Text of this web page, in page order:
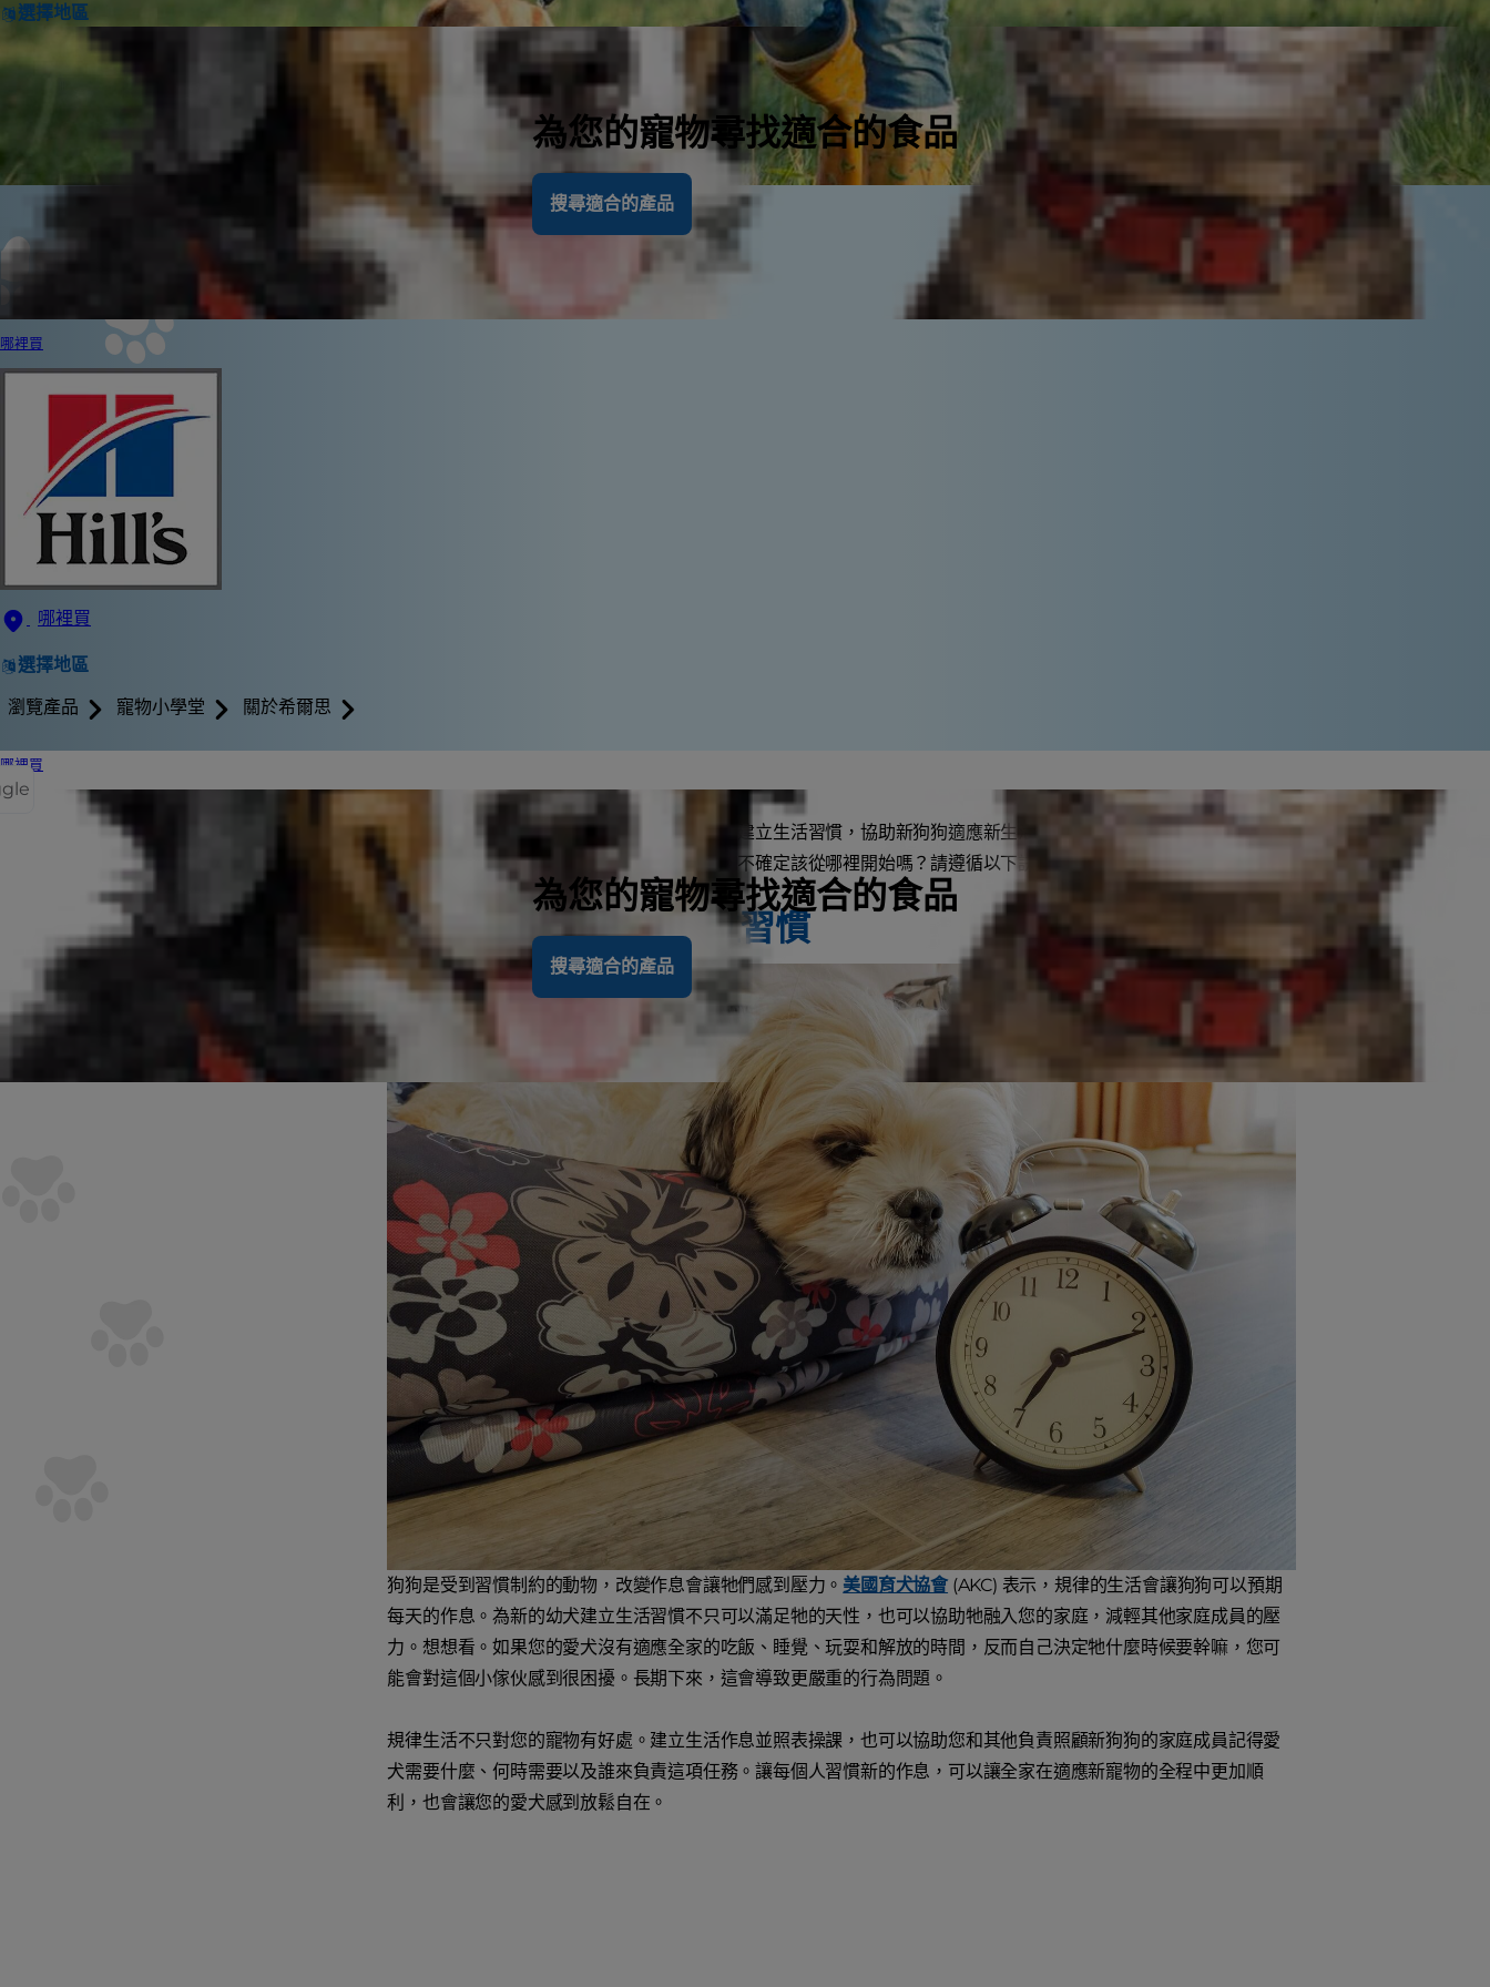
選擇地區
為您的寵物尋找適合的食品
搜尋適合的產品
哪裡買
哪裡買
選擇地區
瀏覽產品 寵物小學堂 關於希爾思
哪裡買
為您的寵物尋找適合的食品
搜尋適合的產品
如果您是新手寵物家長，重要的是盡快為愛犬建立生活習慣，協助新狗狗適應新生活。狗狗是有習慣的動物。幼犬跟
成犬都需要結構性的活動安排來建立安全感。不確定該從哪裡開始嗎？請遵循以下訣竅來為愛犬建立生活習慣。
為什麼需要為愛犬建立習慣
狗狗是受到習慣制約的動物，改變作息會讓牠們感到壓力。 美國育犬協會(AKC) 表示，規律的生活會讓狗狗可以預期
每天的作息。為新的幼犬建立生活習慣不只可以滿足牠的天性，也可以協助牠融入您的家庭，減輕其他家庭成員的壓
力。想想看。如果您的愛犬沒有適應全家的吃飯、睡覺、玩耍和解放的時間，反而自己決定牠什麼時候要幹嘛，您可
能會對這個小傢伙感到很困擾。長期下來，這會導致更嚴重的行為問題。
規律生活不只對您的寵物有好處。建立生活作息並照表操課，也可以協助您和其他負責照顧新狗狗的家庭成員記得愛
犬需要什麼、何時需要以及誰來負責這項任務。讓每個人習慣新的作息，可以讓全家在適應新寵物的全程中更加順
利，也會讓您的愛犬感到放鬆自在。